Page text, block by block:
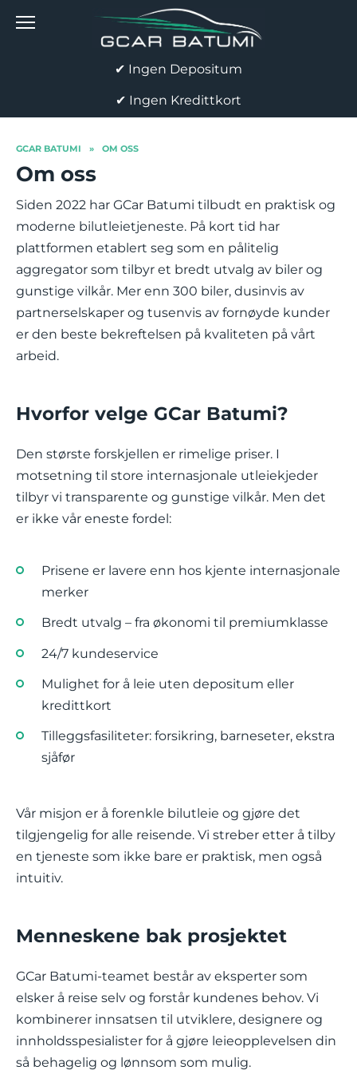
✔ Ingen Depositum
✔ Ingen Kredittkort
GCAR BATUMI » OM OSS
Om oss
Siden 2022 har GCar Batumi tilbudt en praktisk og
moderne bilutleietjeneste. På kort tid har
plattformen etablert seg som en pålitelig
aggregator som tilbyr et bredt utvalg av biler og
gunstige vilkår. Mer enn 300 biler, dusinvis av
partnerselskaper og tusenvis av fornøyde kunder
er den beste bekreftelsen på kvaliteten på vårt
arbeid.
Hvorfor velge GCar Batumi?
Den største forskjellen er rimelige priser. I
motsetning til store internasjonale utleiekjeder
tilbyr vi transparente og gunstige vilkår. Men det
er ikke vår eneste fordel:
Prisene er lavere enn hos kjente internasjonale
merker
Bredt utvalg – fra økonomi til premiumklasse
24/7 kundeservice
Mulighet for å leie uten depositum eller
kredittkort
Tilleggsfasiliteter: forsikring, barneseter, ekstra
sjåfør
Vår misjon er å forenkle bilutleie og gjøre det
tilgjengelig for alle reisende. Vi streber etter å tilby
en tjeneste som ikke bare er praktisk, men også
intuitiv.
Menneskene bak prosjektet
GCar Batumi-teamet består av eksperter som
elsker å reise selv og forstår kundenes behov. Vi
kombinerer innsatsen til utviklere, designere og
innholdsspesialister for å gjøre leieopplevelsen din
så behagelig og lønnsom som mulig.